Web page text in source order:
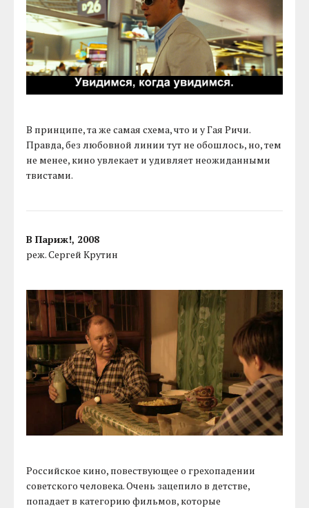
В принципе, та же самая схема, что и у Гая Ричи.
Правда, без любовной линии тут не обошлось, но, тем
не менее, кино увлекает и удивляет неожиданными
твистами.
В Париж!, 2008
реж. Сергей Крутин
Российское кино, повествующее о грехопадении
советского человека. Очень зацепило в детстве,
попадает в категорию фильмов, которые